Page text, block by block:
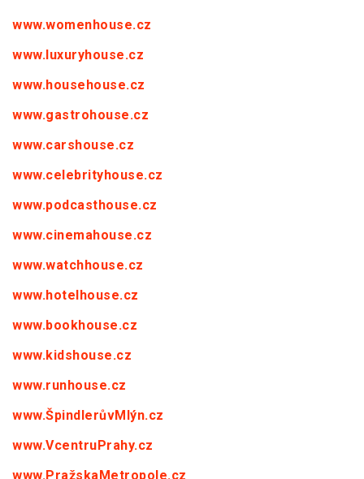
www.womenhouse.cz
www.luxuryhouse.cz
www.househouse.cz
www.gastrohouse.cz
www.carshouse.cz
www.celebrityhouse.cz
www.podcasthouse.cz
www.cinemahouse.cz
www.watchhouse.cz
www.hotelhouse.cz
www.bookhouse.cz
www.kidshouse.cz
www.runhouse.cz
www.ŠpindlerůvMlýn.cz
www.VcentruPrahy.cz
www.PražskaMetropole.cz